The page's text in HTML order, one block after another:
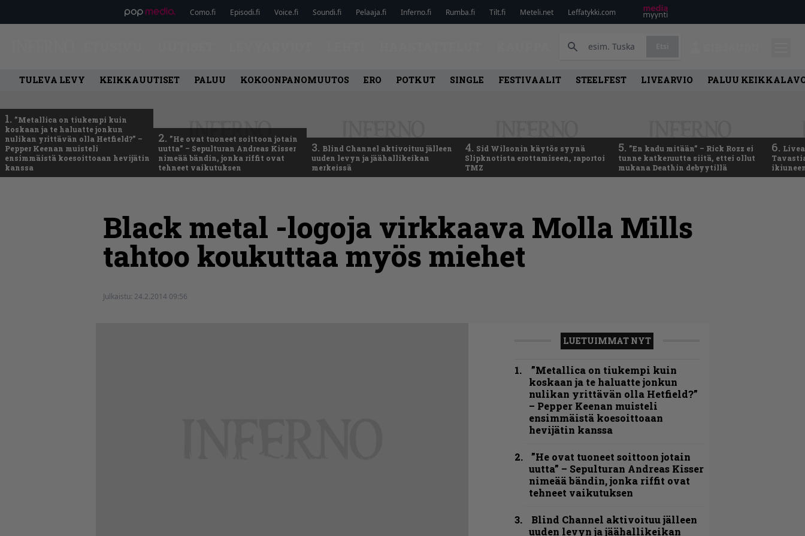
Como.fi Episodi.fi Voice.fi Soundi.fi Pelaaja.fi Inferno.fi Rumba.fi Tilt.fi Meteli.net Leffatykki.com
TULEVA LEVY KEIKKAUUTISET PALUU KOKOONPANOMUUTOS ERO POTKUT SINGLE FESTIVAALIT STEELFEST LIVEARVIO PALUU
1. ”Metallica on tiukempi kuin
koskaan ja te haluatte jonkun
nulikan yrittävän olla Hetfield?” –
Pepper Keenan muisteli
ensimmäistä koesoittoaan hevijätin
kanssa
2. ”He ovat tuoneet soittoon jotain
uutta” – Sepulturan Andreas Kisser
nimeää bändin, jonka riffit ovat
tehneet vaikutuksen
3. Blind Channel aktivoituu jälleen
uuden levyn ja jäähallikeikan
merkeissä
4. Sid Wilsonin käytös syynä
Slipknotista erottamiseen, raportoi
TMZ
5. ”En kadu mitään” – Rick Rozz ei
tunne katkeruutta siitä, ettei ollut
mukana Deathin debyytillä
6.
Black metal -logoja virkkaava Molla Mills
tahtoo koukuttaa myös miehet
Julkaistu: 24.2.2014 09:56
LUETUIMMAT NYT
”Metallica on tiukempi kuin
koskaan ja te haluatte jonkun
nulikan yrittävän olla Hetfield?”
– Pepper Keenan muisteli
ensimmäistä koesoittoaan
hevijätin kanssa
”He ovat tuoneet soittoon jotain
uutta” – Sepulturan Andreas Kisser
nimeää bändin, jonka riffit ovat
tehneet vaikutuksen
Blind Channel aktivoituu jälleen
uuden levyn ja jäähallikeikan